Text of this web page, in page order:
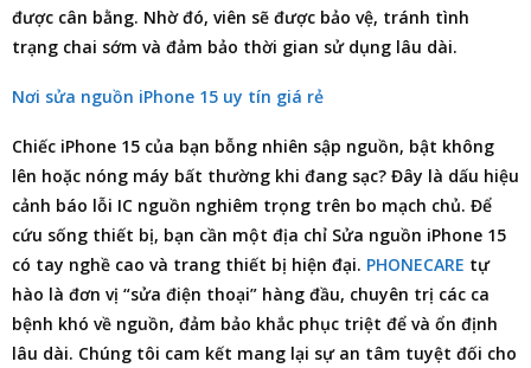
được cân bằng. Nhờ đó, viên sẽ được bảo vệ, tránh tình
trạng chai sớm và đảm bảo thời gian sử dụng lâu dài.
Nơi sửa nguồn iPhone 15 uy tín giá rẻ
Chiếc iPhone 15 của bạn bỗng nhiên sập nguồn, bật không
lên hoặc nóng máy bất thường khi đang sạc? Đây là dấu hiệu
cảnh báo lỗi IC nguồn nghiêm trọng trên bo mạch chủ. Để
cứu sống thiết bị, bạn cần một địa chỉ Sửa nguồn iPhone 15
có tay nghề cao và trang thiết bị hiện đại. PHONECARE tự
hào là đơn vị “sửa điện thoại” hàng đầu, chuyên trị các ca
bệnh khó về nguồn, đảm bảo khắc phục triệt để và ổn định
lâu dài. Chúng tôi cam kết mang lại sự an tâm tuyệt đối cho